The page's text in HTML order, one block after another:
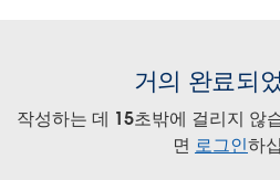
Customer Spotlight:
거의 완료되
작성하는 데 15초밖에 걸리지 않
면 로그인하